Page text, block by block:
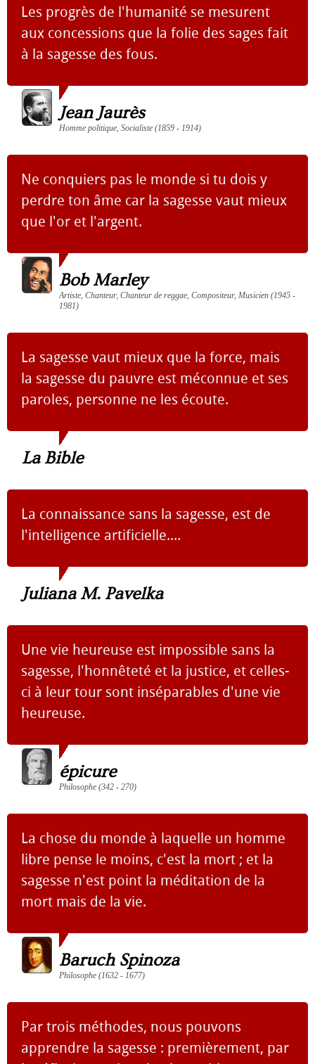
Les progrès de l'humanité se mesurent
aux concessions que la folie des sages fait
à la sagesse des fous.
Jean Jaurès
Homme politique, Socialiste (1859 - 1914)
Ne conquiers pas le monde si tu dois y
perdre ton âme car la sagesse vaut mieux
que l'or et l'argent.
Bob Marley
Artiste, Chanteur, Chanteur de reggae, Compositeur, Musicien (1945 -
1981)
La sagesse vaut mieux que la force, mais
la sagesse du pauvre est méconnue et ses
paroles, personne ne les écoute.
La Bible
La connaissance sans la sagesse, est de
l'intelligence artificielle....
Juliana M. Pavelka
Une vie heureuse est impossible sans la
sagesse, l'honnêteté et la justice, et celles-
ci à leur tour sont inséparables d'une vie
heureuse.
épicure
Philosophe (342 - 270)
La chose du monde à laquelle un homme
libre pense le moins, c'est la mort ; et la
sagesse n'est point la méditation de la
mort mais de la vie.
Baruch Spinoza
Philosophe (1632 - 1677)
Par trois méthodes, nous pouvons
apprendre la sagesse : premièrement, par